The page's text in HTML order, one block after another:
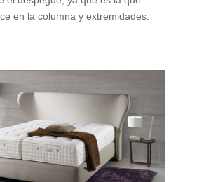
en la columna y extremidades.